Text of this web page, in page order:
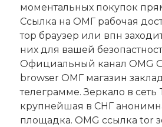
моментальных покупок
Ссылка на ОМГ рабочая
тор браузер или впн
них для вашей
Официальный канал OMG
browser ОМГ магазин
телеграмме. Зеркало в сеть
крупнейшая в СНГ
площадка. OMG ссылка tor